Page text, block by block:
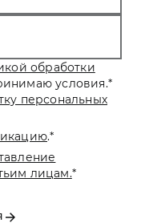
обработки
условия.*
персональных
.*
лицам.*